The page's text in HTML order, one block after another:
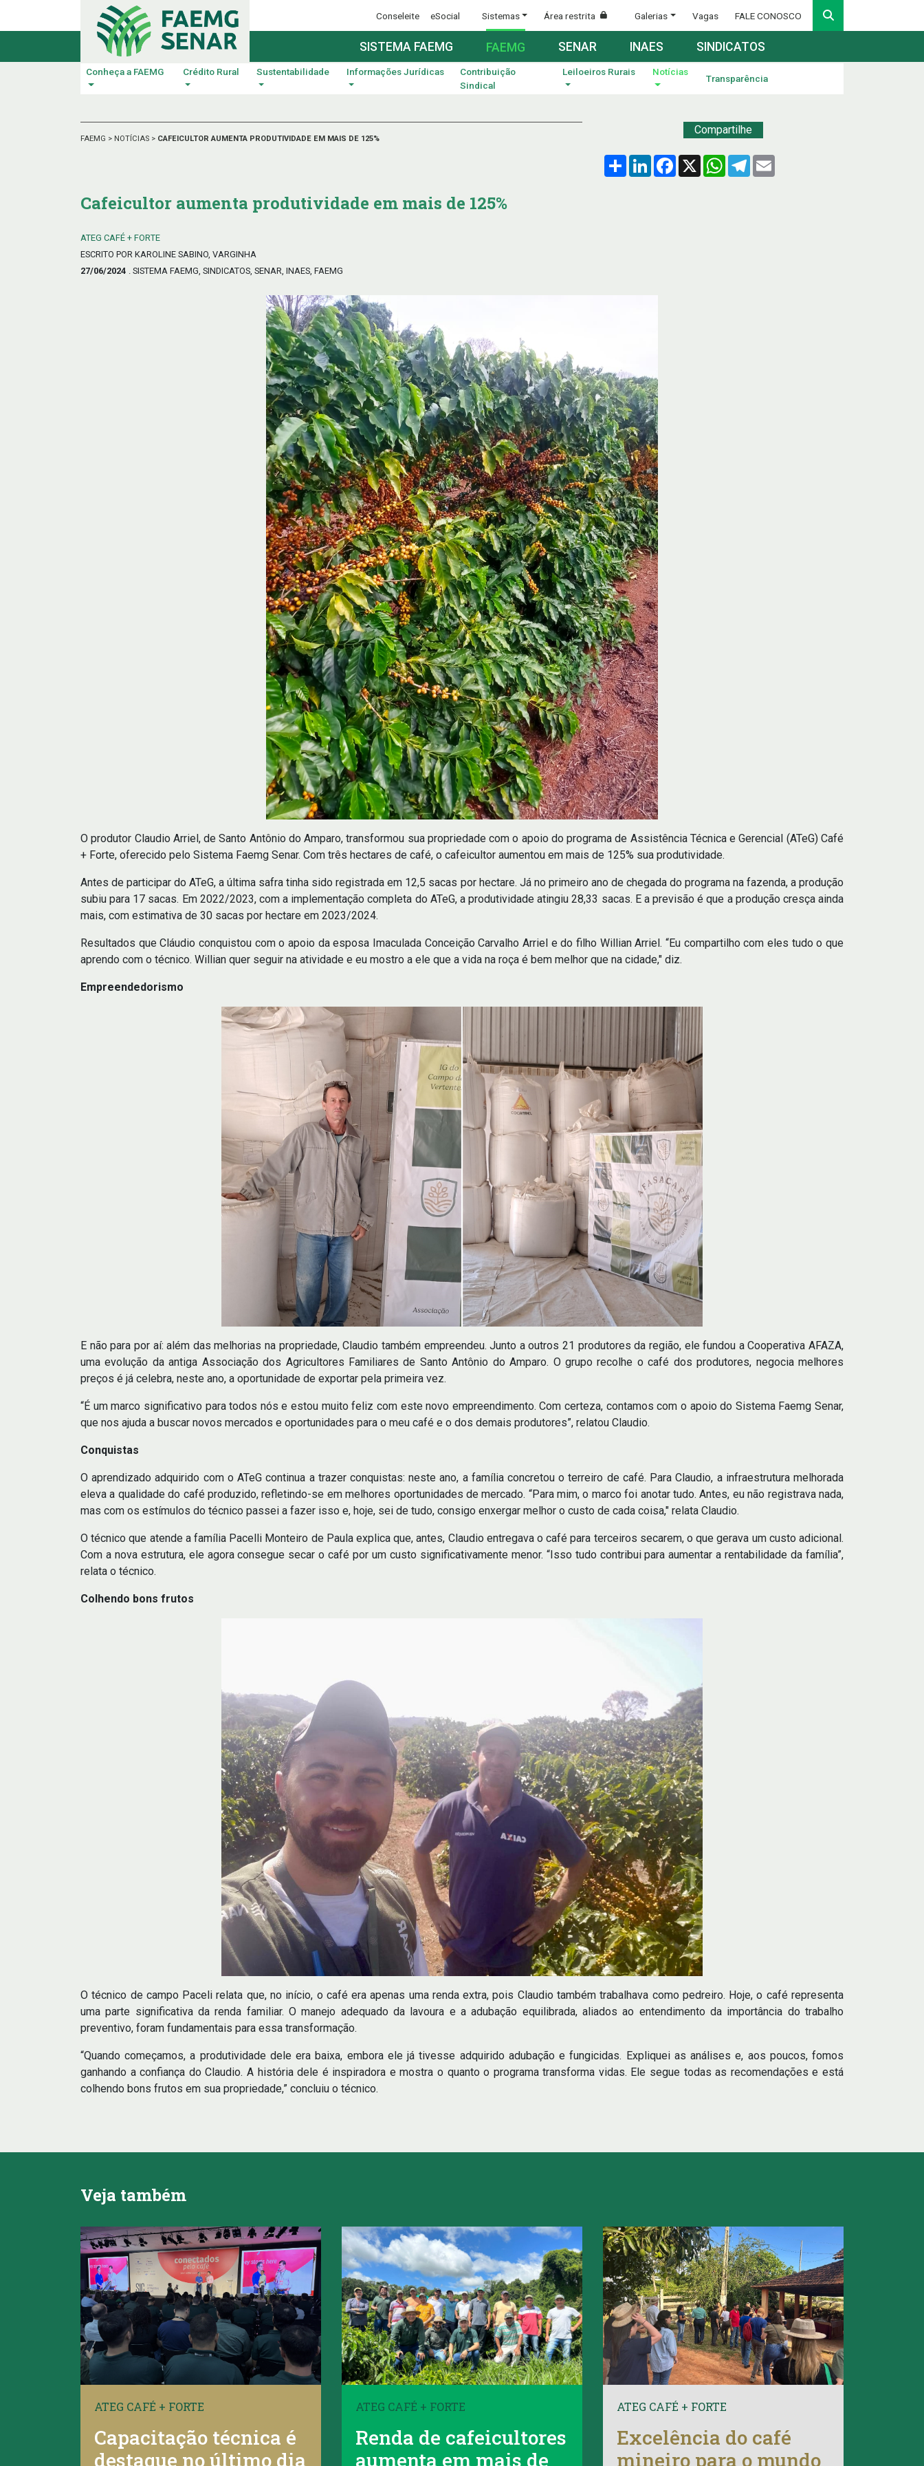
Conseleite eSocial Sistemas Área restrita Galerias Vagas FALE CONOSCO
SISTEMA FAEMG FAEMG SENAR INAES SINDICATOS
Conheça a FAEMG Crédito Rural Sustentabilidade Informações Jurídicas
Contribuição
Sindical
Leiloeiros Rurais Notícias
Transparência
FAEMG > NOTÍCIAS > CAFEICULTOR AUMENTA PRODUTIVIDADE EM MAIS DE 125%
Compartilhe
Compartilhar
LinkedInFacebook
X WhatsApp
Telegram
Cafeicultor aumenta produtividade em mais de 125%
ATEG CAFÉ + FORTE
ESCRITO POR KAROLINE SABINO, VARGINHA
27/06/2024
. SISTEMA FAEMG, SINDICATOS, SENAR, INAES, FAEMG
O produtor Claudio Arriel, de Santo Antônio do Amparo, transformou sua propriedade com o apoio do programa de Assistência Técnica e Gerencial (ATeG) Café
+ Forte, oferecido pelo Sistema Faemg Senar. Com três hectares de café, o cafeicultor aumentou em mais de 125% sua produtividade.
Antes de participar do ATeG, a última safra tinha sido registrada em 12,5 sacas por hectare. Já no primeiro ano de chegada do programa na fazenda, a produção
subiu para 17 sacas. Em 2022/2023, com a implementação completa do ATeG, a produtividade atingiu 28,33 sacas. E a previsão é que a produção cresça ainda
mais, com estimativa de 30 sacas por hectare em 2023/2024.
Resultados que Cláudio conquistou com o apoio da esposa Imaculada Conceição Carvalho Arriel e do filho Willian Arriel. “Eu compartilho com eles tudo o que
aprendo com o técnico. Willian quer seguir na atividade e eu mostro a ele que a vida na roça é bem melhor que na cidade," diz.
Empreendedorismo
E não para por aí: além das melhorias na propriedade, Claudio também empreendeu. Junto a outros 21 produtores da região, ele fundou a Cooperativa AFAZA,
uma evolução da antiga Associação dos Agricultores Familiares de Santo Antônio do Amparo. O grupo recolhe o café dos produtores, negocia melhores
preços é já celebra, neste ano, a oportunidade de exportar pela primeira vez.
“É um marco significativo para todos nós e estou muito feliz com este novo empreendimento. Com certeza, contamos com o apoio do Sistema Faemg Senar,
que nos ajuda a buscar novos mercados e oportunidades para o meu café e o dos demais produtores”, relatou Claudio.
Conquistas
O aprendizado adquirido com o ATeG continua a trazer conquistas: neste ano, a família concretou o terreiro de café. Para Claudio, a infraestrutura melhorada
eleva a qualidade do café produzido, refletindo-se em melhores oportunidades de mercado. “Para mim, o marco foi anotar tudo. Antes, eu não registrava nada,
mas com os estímulos do técnico passei a fazer isso e, hoje, sei de tudo, consigo enxergar melhor o custo de cada coisa," relata Claudio.
O técnico que atende a família Pacelli Monteiro de Paula explica que, antes, Claudio entregava o café para terceiros secarem, o que gerava um custo adicional.
Com a nova estrutura, ele agora consegue secar o café por um custo significativamente menor. “Isso tudo contribui para aumentar a rentabilidade da família”,
relata o técnico.
Colhendo bons frutos
O técnico de campo Paceli relata que, no início, o café era apenas uma renda extra, pois Claudio também trabalhava como pedreiro. Hoje, o café representa
uma parte significativa da renda familiar. O manejo adequado da lavoura e a adubação equilibrada, aliados ao entendimento da importância do trabalho
preventivo, foram fundamentais para essa transformação.
“Quando começamos, a produtividade dele era baixa, embora ele já tivesse adquirido adubação e fungicidas. Expliquei as análises e, aos poucos, fomos
ganhando a confiança do Claudio. A história dele é inspiradora e mostra o quanto o programa transforma vidas. Ele segue todas as recomendações e está
colhendo bons frutos em sua propriedade,” concluiu o técnico.
Veja também
ATEG CAFÉ + FORTE
Capacitação técnica é
destaque no último dia
ATEG CAFÉ + FORTE
Renda de cafeicultores
aumenta em mais de
ATEG CAFÉ + FORTE
Excelência do café
mineiro para o mundo